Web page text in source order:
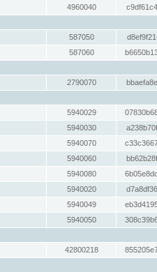
4960040
587050
587060
2790070
5940029
5940030
5940070
5940060
5940080
5940020
5940049
5940050
42800218